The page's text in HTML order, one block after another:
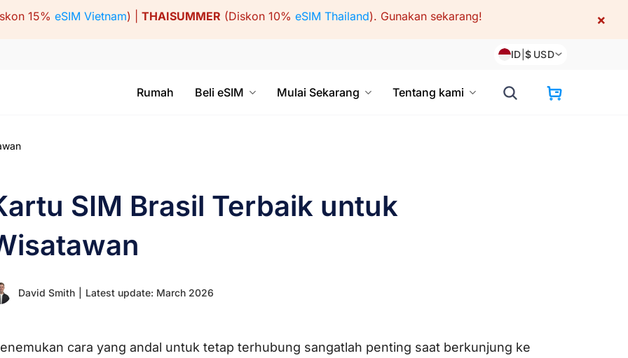
15% eSIM Vietnam) | THAISUMMER (Diskon 10% eSIM Thailand). Gunakan sekarang! ×
ID |$ USD
Rumah Beli eSIM Mulai Sekarang Tentang kami
SIM Brasil Terbaik untuk
David Smith Latest update: March 2026
cara yang andal untuk tetap terhubung sangatlah penting saat berkunjung ke